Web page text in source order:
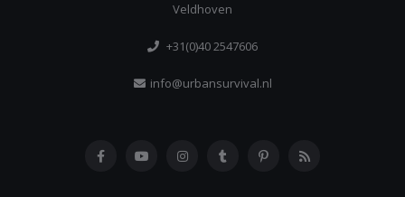
Veldhoven
+31(0)40 2547606
info@urbansurvival.nl